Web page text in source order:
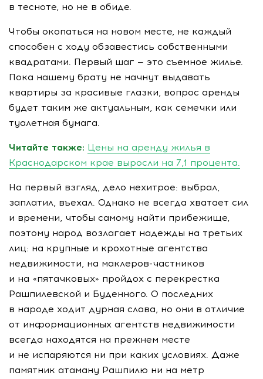
в тесноте, но не в обиде.
Чтобы окопаться на новом месте, не каждый
способен с ходу обзавестись собственными
квадратами. Первый шаг — это съемное жилье.
Пока нашему брату не начнут выдавать
квартиры за красивые глазки, вопрос аренды
будет таким же актуальным, как семечки или
туалетная бумага.
Читайте также: Цены на аренду жилья в
Краснодарском крае выросли на 7,1 процента.
На первый взгляд, дело нехитрое: выбрал,
заплатил, въехал. Однако не всегда хватает сил
и времени, чтобы самому найти прибежище,
поэтому народ возлагает надежды на третьих
лиц: на крупные и крохотные агентства
недвижимости, на маклеров-частников
и на «пятачковых» пройдох с перекрестка
Рашпилевской и Буденного. О последних
в народе ходит дурная слава, но они в отличие
от информационных агентств недвижимости
всегда находятся на прежнем месте
и не испаряются ни при каких условиях. Даже
памятник атаману Рашпилю ни на метр